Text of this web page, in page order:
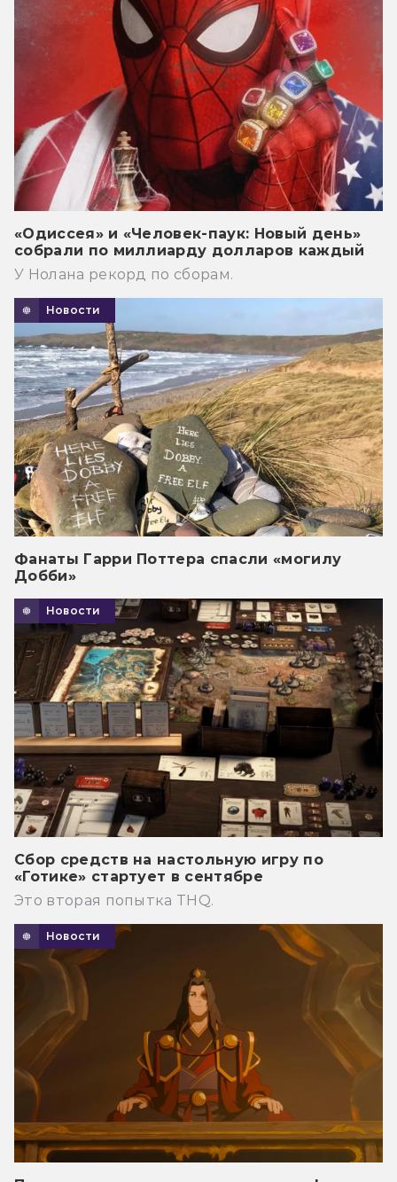
«Одиссея» и «Человек-паук: Новый день»
собрали по миллиарду долларов каждый
У Нолана рекорд по сборам.
Новости
Фанаты Гарри Поттера спасли «могилу
Добби»
Новости
Сбор средств на настольную игру по
«Готике» стартует в сентябре
Это вторая попытка THQ.
Новости